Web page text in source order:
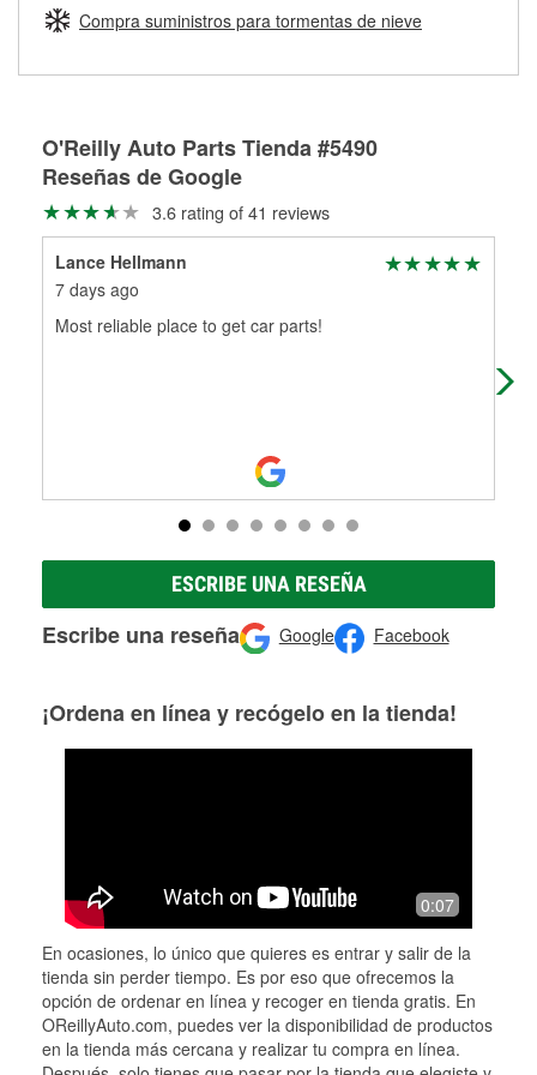
Más información sobre el Programa de Préstamo de
medirán tus tambores o discos para determinar si pueden
ser rectificados con seguridad. Si tus tambores o discos no
partes de reemplazo correctas para tu reparación.
Compra suministros para tormentas de nieve
O'Reilly Auto Parts Tienda #5490
Reseñas de Google
3.6 rating of 41 reviews
Lance Hellmann
7 days ago
Most reliable place to get car parts!
ESCRIBE UNA RESEÑA
Escribe una reseña Google Facebook
¡Ordena en línea y recógelo en la tienda!
0:07
En ocasiones, lo único que quieres es entrar y salir de la
tienda sin perder tiempo. Es por eso que ofrecemos la
opción de ordenar en línea y recoger en tienda gratis. En
OReillyAuto.com, puedes ver la disponibilidad de productos
en la tienda más cercana y realizar tu compra en línea.